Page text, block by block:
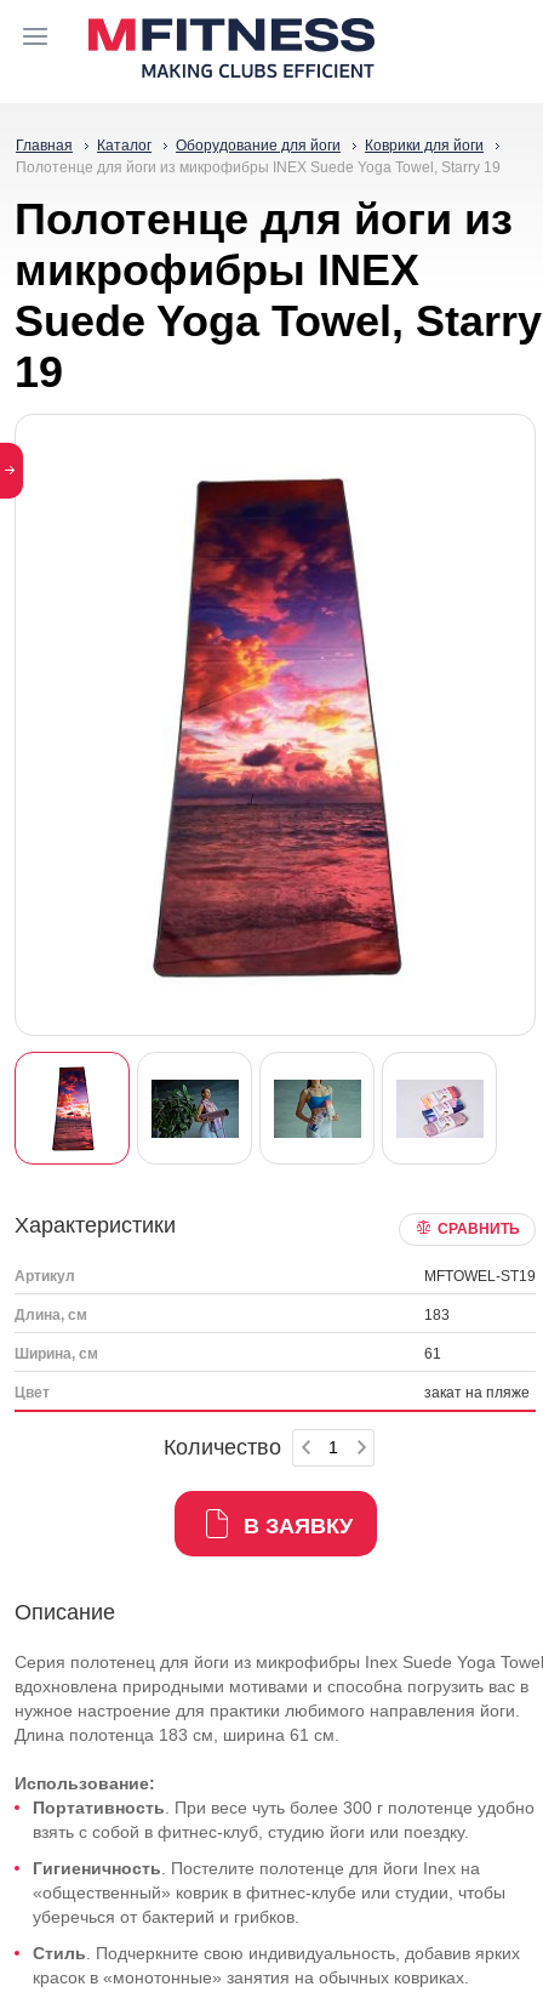
Главная Каталог Оборудование для йоги
Коврики для йоги
Полотенце для йоги из микрофибры INEX Suede Yoga Towel, Starry 19
Полотенце для йоги из
микрофибры INEX
Suede Yoga Towel, Starry
19
Характеристики СРАВНИТЬ
Артикул MFTOWEL-ST19
Длина, см 183
Ширина, см 61
Цвет закат на пляже
Количество
В ЗАЯВКУ
Описание
Серия полотенец для йоги из микрофибры Inex Suede Yoga Towel
вдохновлена природными мотивами и способна погрузить вас в
нужное настроение для практики любимого направления йоги.
Длина полотенца 183 см, ширина 61 см.
Использование:
Портативность . При весе чуть более 300 г полотенце удобно
взять с собой в фитнес-клуб, студию йоги или поездку.
Гигиеничность . Постелите полотенце для йоги Inex на
«общественный» коврик в фитнес-клубе или студии, чтобы
уберечься от бактерий и грибков.
Стиль . Подчеркните свою индивидуальность, добавив ярких
красок в «монотонные» занятия на обычных ковриках.